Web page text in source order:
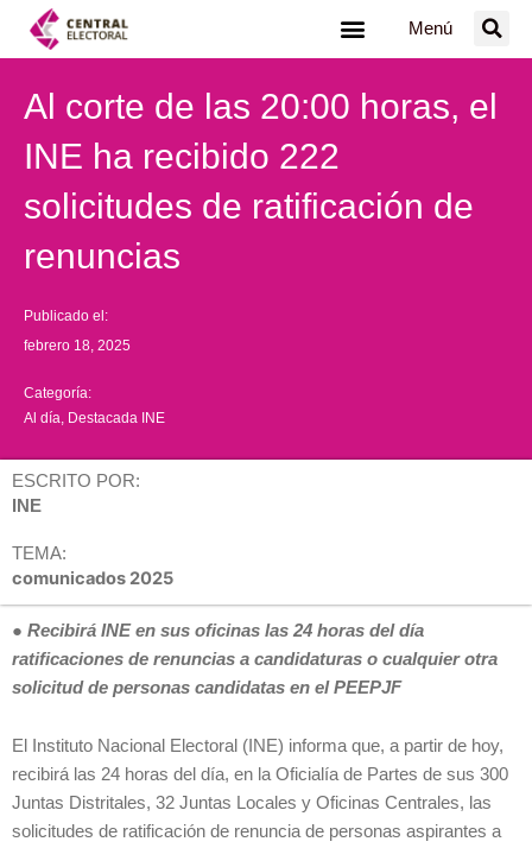
Menú
Al corte de las 20:00 horas, el
INE ha recibido 222
solicitudes de ratificación de
renuncias
Publicado el:
febrero 18, 2025
Categoría:
Al día Destacada INE
ESCRITO POR:
INE
TEMA:
comunicados 2025
● Recibirá INE en sus oficinas las 24 horas del día
ratificaciones de renuncias a candidaturas o cualquier otra
solicitud de personas candidatas en el PEEPJF
El Instituto Nacional Electoral (INE) informa que, a partir de hoy,
recibirá las 24 horas del día, en la Oficialía de Partes de sus 300
Juntas Distritales, 32 Juntas Locales y Oficinas Centrales, las
solicitudes de ratificación de renuncia de personas aspirantes a